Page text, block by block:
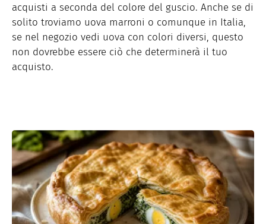
acquisti a seconda del colore del guscio. Anche se di
solito troviamo uova marroni o comunque in Italia,
se nel negozio vedi uova con colori diversi, questo
non dovrebbe essere ciò che determinerà il tuo
acquisto.